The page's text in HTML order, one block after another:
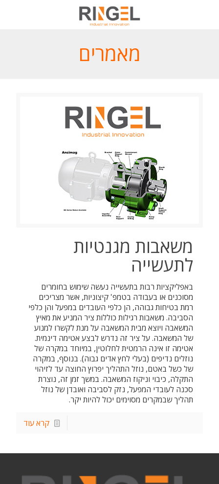
מאמרים
משאבות מגנטיות
לתעשייה
באפליקציות רבות בתעשייה נעשה שימוש בחומרים
מסוכנים או בעבודה בטמפ' קיצוניות, אשר מצריכים
רמת בטיחות גבוהה, הן כלפי העובדים במפעל והן כלפי
הסביבה. משאבות רגילות כוללות ציר המניע את מאיץ
המשאבה ויוצא מבית המשאבה על מנת לקשרו למנוע
של המשאבה. על ציר זה נדרש לבצע אטימה דינמית.
אטימה זו אינה הרמטית לחלוטין, במיוחד במקרה של
נוזלים נדיפים (בעלי לחץ אדים גבוה). בנוסף, במקרה
של כשל באטם, נוזל התהליך יפרוץ החוצה עד לזיהוי
התקלה, כיבוי וניקוז המשאבה. במשך זמן זה, נוצרת
סכנה לעובדי המפעל, נזק לסביבה ואובדן של נוזל
תהליך שבמקרים מסוימים יכול להיות יקר.
קרא עוד